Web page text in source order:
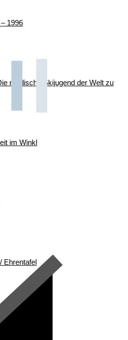
1996
nordische Skijugend der Welt zu
im Winkl
Ehrentafel